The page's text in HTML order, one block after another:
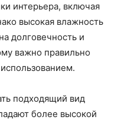
интерьера, включая
высокая влажность
долговечность и
важно правильно
подходящий вид
более высокой